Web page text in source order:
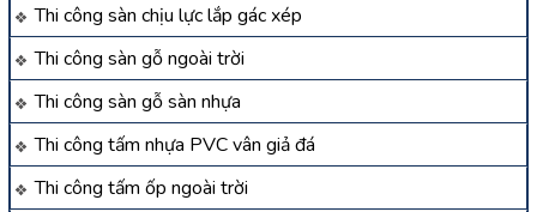
Thi công sàn chịu lực lắp gác xép
Thi công sàn gỗ ngoài trời
Thi công sàn gỗ sàn nhựa
Thi công tấm nhựa PVC vân giả đá
Thi công tấm ốp ngoài trời